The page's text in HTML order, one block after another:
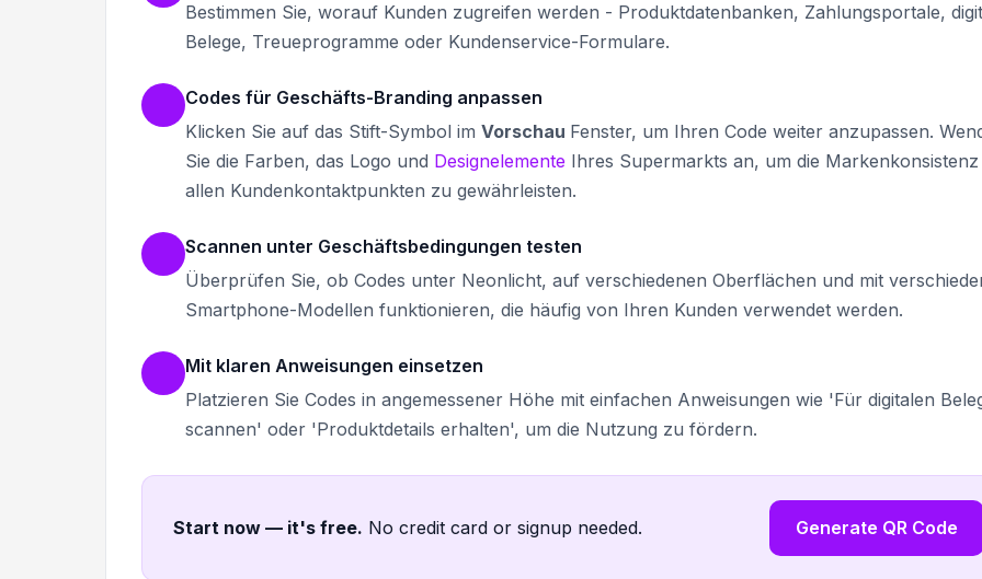
Bestimmen Sie, worauf Kunden zugreifen werden - Produktdatenbanken, Zahlungsportale,
Belege, Treueprogramme oder Kundenservice-Formulare.
Codes für Geschäfts-Branding anpassen
Klicken Sie auf das Stift-Symbol im Vorschau Fenster, um Ihren Code weiter anzupassen.
Sie die Farben, das Logo und Designelemente Ihres Supermarkts an, um die Markenkonsistenz
allen Kundenkontaktpunkten zu gewährleisten.
Scannen unter Geschäftsbedingungen testen
Überprüfen Sie, ob Codes unter Neonlicht, auf verschiedenen Oberflächen und mit
Smartphone-Modellen funktionieren, die häufig von Ihren Kunden verwendet werden.
Mit klaren Anweisungen einsetzen
Platzieren Sie Codes in angemessener Höhe mit einfachen Anweisungen wie 'Für digitalen
scannen' oder 'Produktdetails erhalten', um die Nutzung zu fördern.
Start now — it's free. No credit card or signup needed. Generate QR Code